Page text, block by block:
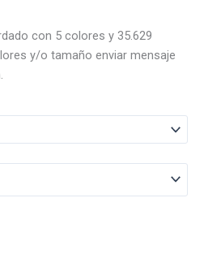
con 5 colores y 35.629
y/o tamaño enviar mensaje